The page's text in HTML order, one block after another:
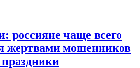
россияне чаще всего
жертвами мошенников